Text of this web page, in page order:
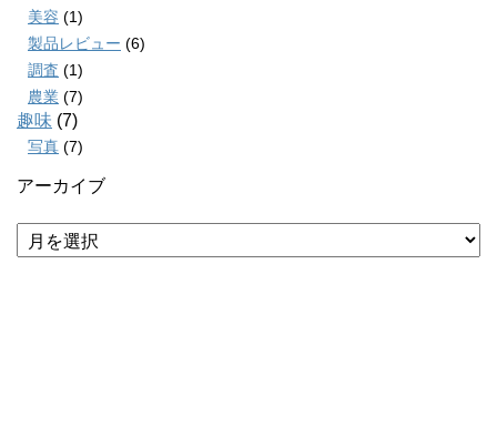
美容 (1)
製品レビュー (6)
調査 (1)
農業 (7)
趣味 (7)
写真 (7)
アーカイブ
ア
ー